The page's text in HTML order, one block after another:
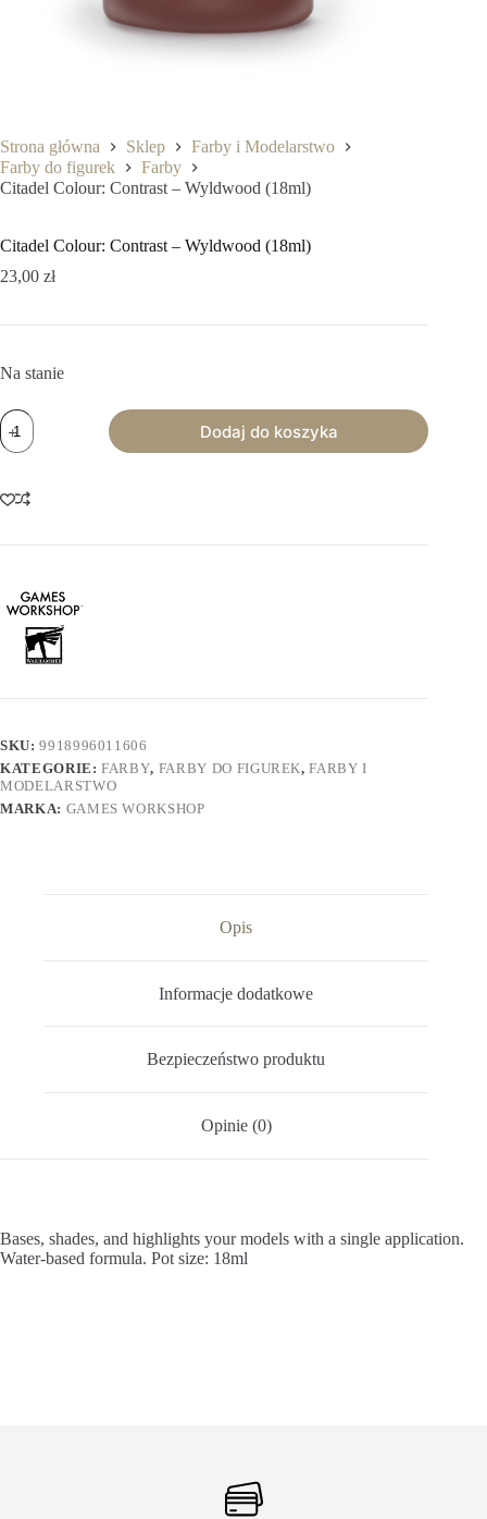
Strona główna Sklep
Farby i Modelarstwo
Farby do figurek
Farby
Citadel Colour: Contrast – Wyldwood (18ml)
Citadel Colour: Contrast – Wyldwood (18ml)
23,00 zł
Na stanie
ilość
Citadel
Colour:
-
Wyldwood
Dodaj do koszyka
SKU:9918996011606
KATEGORIE:FARBY, FARBY DO FIGUREK,FARBY I
MODELARSTWO
MARKA: GAMES WORKSHOP
Opis
Informacje dodatkowe
Bezpieczeństwo produktu
Opinie (0)
Bases, shades, and highlights your models with a single application.
Water-based formula. Pot size: 18ml